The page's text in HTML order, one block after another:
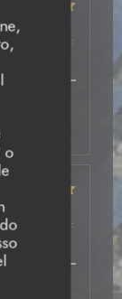
o
/ Prezzo
:
/ Prezzo
: